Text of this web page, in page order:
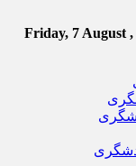
Friday, 7 August ,